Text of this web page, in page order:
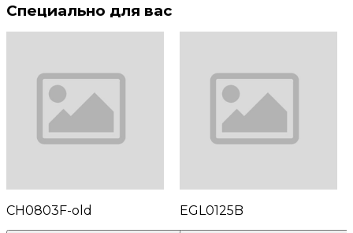
Специально для вас
CH0803F-old EGL0125B